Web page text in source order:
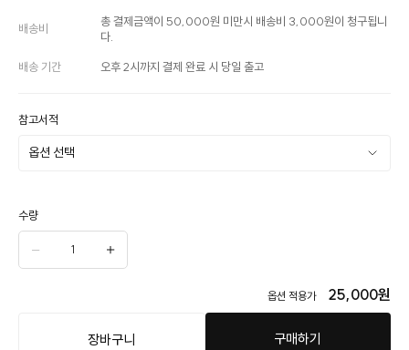
배송비
총 결제금액이 50,000원 미만시 배송비 3,000원이 청구됩니
다.
배송 기간 오후 2시까지 결제 완료 시 당일 출고
참고서적
수량
옵션 적용가 25,000원
장바구니 구매하기